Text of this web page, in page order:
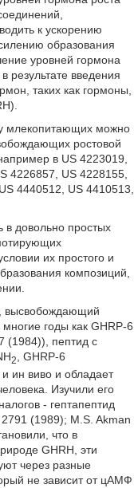
к ускорению
образования
уровней гормона
результате введения
таких как гормоны,
млекопитающих можно
ростовой
в US 4223019,
4226857, US 4228155,
4440512, US 4410513,
в довольно простых
их простого и
композиций,
высвобождающий
годы как GHRP-6
(1984)), пептид с
2, GHRP-6
ин виво и обладает
Изучили его
- гептапептид
(1989); M.S. Akman
что в
GHRH, эти
через разные
не зависит от цАМФ